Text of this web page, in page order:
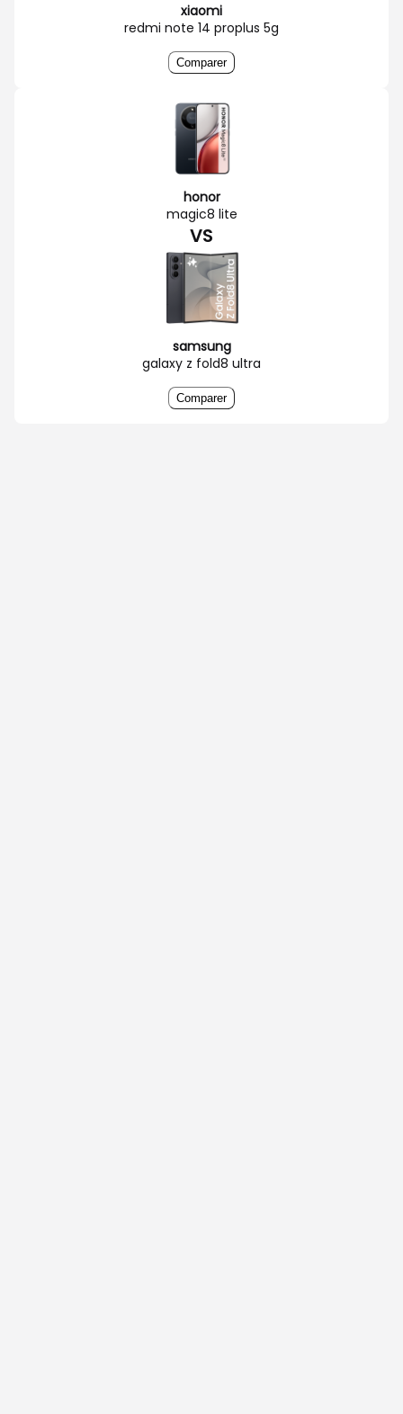
xiaomi
redmi note 14 proplus 5g
Comparer
honor
magic8 lite
VS
samsung
galaxy z fold8 ultra
Comparer